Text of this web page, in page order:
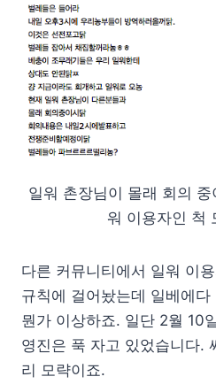
일워 촌장님이 몰래 회의
워 이용자인 척
다른 커뮤니티에서 일워 이
규칙에 걸어놨는데 일베에
뭔가 이상하죠. 일단 2월 10
영진은 푹 자고 있었습니다.
리 모략이죠.